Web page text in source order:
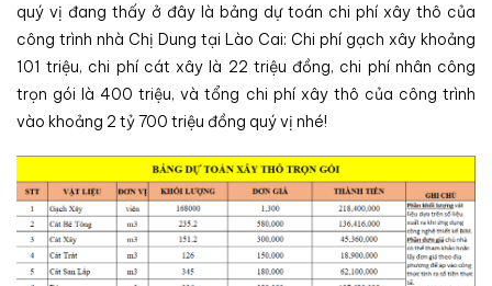
quý vị đang thấy ở đây là bảng dự toán chi phí xây thô của
công trình nhà Chị Dung tại Lào Cai: Chi phí gạch xây khoảng
101 triệu, chi phí cát xây là 22 triệu đồng, chi phí nhân công
trọn gói là 400 triệu, và tổng chi phí xây thô của công trình
vào khoảng 2 tỷ 700 triệu đồng quý vị nhé!